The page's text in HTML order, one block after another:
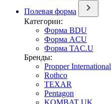
Полевая форма
Категории:
Форма BDU
Форма ACU
Форма TAC.U
Бренды:
Propper International
Rothco
TEXAR
Pentagon
KOMBAT UK